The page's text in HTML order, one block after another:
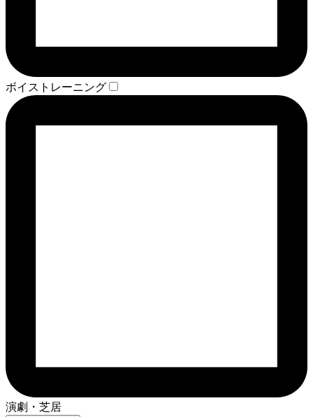
ボイストレーニング
演劇・芝居